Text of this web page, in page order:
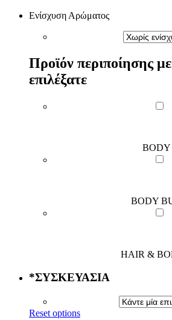
Ενίσχυση Αρώματος
Προϊόν περιποίησης
επιλέξατε
BODY
BODY
HAIR &
*ΣΥΣΚΕΥΑΣΙΑ
Reset options